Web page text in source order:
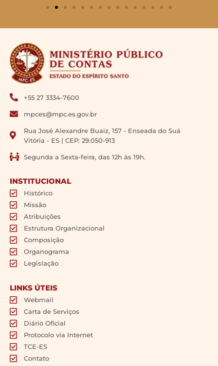
+55 27 3334-7600
mpces@mpc.es.gov.br
Rua José Alexandre Buaiz, 157 - Enseada do Suá
Vitória - ES | CEP: 29.050-913
Segunda a Sexta-feira, das 12h às 19h.
INSTITUCIONAL
Histórico
Missão
Atribuições
Estrutura Organizacional
Composição
Organograma
Legislação
LINKS ÚTEIS
Webmail
Carta de Serviços
Diário Oficial
Protocolo via Internet
TCE-ES
Contato